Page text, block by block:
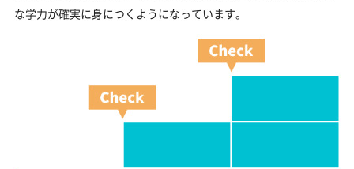
な学力が確実に身につくようになっています。